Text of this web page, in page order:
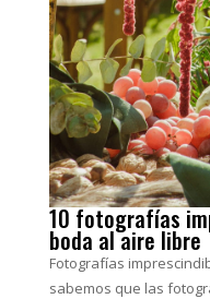
10 fotografías
boda al aire libre
Fotografías
sabemos que las